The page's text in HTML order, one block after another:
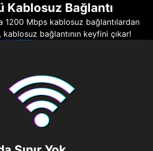
Kablosuz Bağlantı
1200 Mbps kablosuz bağlantılardan
bağlantının keyfini çıkar!